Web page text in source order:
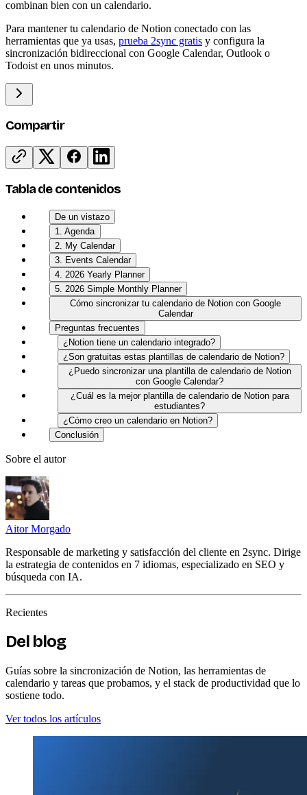
combinan bien con un calendario.
Para mantener tu calendario de Notion conectado con las
herramientas que ya usas, prueba 2sync gratis y configura la
sincronización bidireccional con Google Calendar, Outlook o
Todoist en unos minutos.
Compartir
Tabla de contenidos
De un vistazo
1. Agenda
2. My Calendar
3. Events Calendar
4. 2026 Yearly Planner
5. 2026 Simple Monthly Planner
Cómo sincronizar tu calendario de Notion con Google
Calendar
Preguntas frecuentes
¿Notion tiene un calendario integrado?
¿Son gratuitas estas plantillas de calendario de Notion?
¿Puedo sincronizar una plantilla de calendario de Notion
con Google Calendar?
¿Cuál es la mejor plantilla de calendario de Notion para
estudiantes?
¿Cómo creo un calendario en Notion?
Conclusión
Sobre el autor
Aitor Morgado
Responsable de marketing y satisfacción del cliente en 2sync. Dirige
la estrategia de contenidos en 7 idiomas, especializado en SEO y
búsqueda con IA.
Recientes
Del blog
Guías sobre la sincronización de Notion, las herramientas de
calendario y tareas que probamos, y el stack de productividad que lo
sostiene todo.
Ver todos los artículos